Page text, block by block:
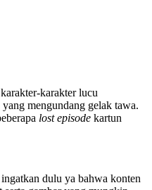
karakter lucu
mengundang gelak tawa.
lost episode kartun
dulu ya bahwa konten